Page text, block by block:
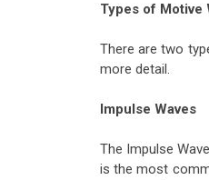
Types of Motive
There are two
more detail.
Impulse Waves
The Impulse
is the most